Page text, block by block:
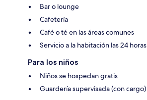
Bar o lounge
Cafetería
Café o té en las áreas comunes
Servicio a la habitación las 24 horas
Para los niños
Niños se hospedan gratis
Guardería supervisada (con cargo)